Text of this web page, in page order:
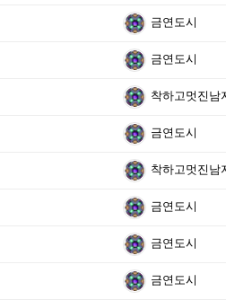
금연도시
금연도시
착하고멋진남
금연도시
착하고멋진남
금연도시
금연도시
금연도시